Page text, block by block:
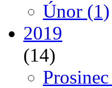
Únor (1)
2019
(14)
Prosinec